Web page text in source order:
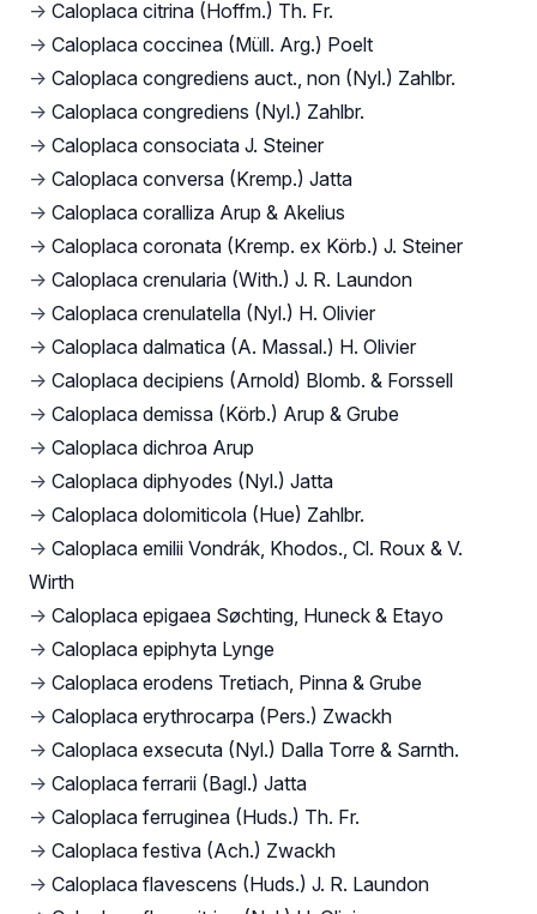
→ Caloplaca citrina (Hoffm.) Th. Fr.
→ Caloplaca coccinea (Müll. Arg.) Poelt
→ Caloplaca congrediens auct., non (Nyl.) Zahlbr.
→ Caloplaca congrediens (Nyl.) Zahlbr.
→ Caloplaca consociata J. Steiner
→ Caloplaca conversa (Kremp.) Jatta
→ Caloplaca coralliza Arup & Akelius
→ Caloplaca coronata (Kremp. ex Körb.) J. Steiner
→ Caloplaca crenularia (With.) J. R. Laundon
→ Caloplaca crenulatella (Nyl.) H. Olivier
→ Caloplaca dalmatica (A. Massal.) H. Olivier
→ Caloplaca decipiens (Arnold) Blomb. & Forssell
→ Caloplaca demissa (Körb.) Arup & Grube
→ Caloplaca dichroa Arup
→ Caloplaca diphyodes (Nyl.) Jatta
→ Caloplaca dolomiticola (Hue) Zahlbr.
→ Caloplaca emilii Vondrák, Khodos., Cl. Roux & V.
Wirth
→ Caloplaca epigaea Søchting, Huneck & Etayo
→ Caloplaca epiphyta Lynge
→ Caloplaca erodens Tretiach, Pinna & Grube
→ Caloplaca erythrocarpa (Pers.) Zwackh
→ Caloplaca exsecuta (Nyl.) Dalla Torre & Sarnth.
→ Caloplaca ferrarii (Bagl.) Jatta
→ Caloplaca ferruginea (Huds.) Th. Fr.
→ Caloplaca festiva (Ach.) Zwackh
→ Caloplaca flavescens (Huds.) J. R. Laundon